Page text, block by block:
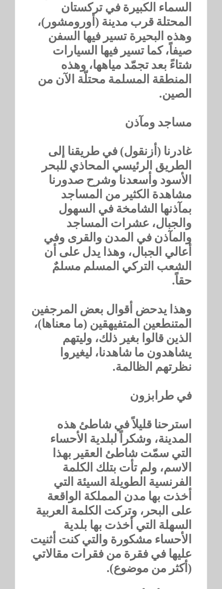
السماء الكبيرة في تركستان
المحتلة قرب مدينة (أورومشور)،
وهذه البحيرة تسير فيها السفن
صيفاً، كما تسير فيها السيارات
شتاءً بعد تجمّد مياهها، وهذه
المنطقة المسلمة محتلّة الآن من
الصين.
مساجد ومآذن
غادرنا (أزنقول) في طريقنا إلى
الطريق الرئيسي المحاذي للبحر
الأسود وأسعدنا وشرح صدورنا
مشاهدة الكثير من المساجد
بمآذنها الشامخة في السهول
والجبال، عشرات المساجد
والمآذن في المدن والقرى وفي
أعالي الجبال، وهذا يدل على أن
الشعب التركي المسلم مسلمٌ
حقاً.
وهذا يدحض أقوال بعض المرجفين
المتنطعين المتفيهقين (ما معناها)،
الذين قالوا بغير ذلك، وليتهم
يشاهدون ما شاهدنا، ليغيروا
نظرتهم الظالمة.
في طرابزون
استرحنا قليلاً في شاطئ هذه
المدينة، وشكراً لبلدية الأحساء
التي سمّت شاطئ العقير بهذا
الاسم، ولم تأت بتلك الكلمة
الفرنسية الطويلة السيئة التي
أخذت بها مدن المملكة الواقعة
على البحر، وتركت الكلمة العربية
السهلة التي أخذت بها بلدية
الأحساء مشكورة والتي كنت أثنيت
عليها في فقرة من فقرات مقالاتي
(أكثر من موضوع).